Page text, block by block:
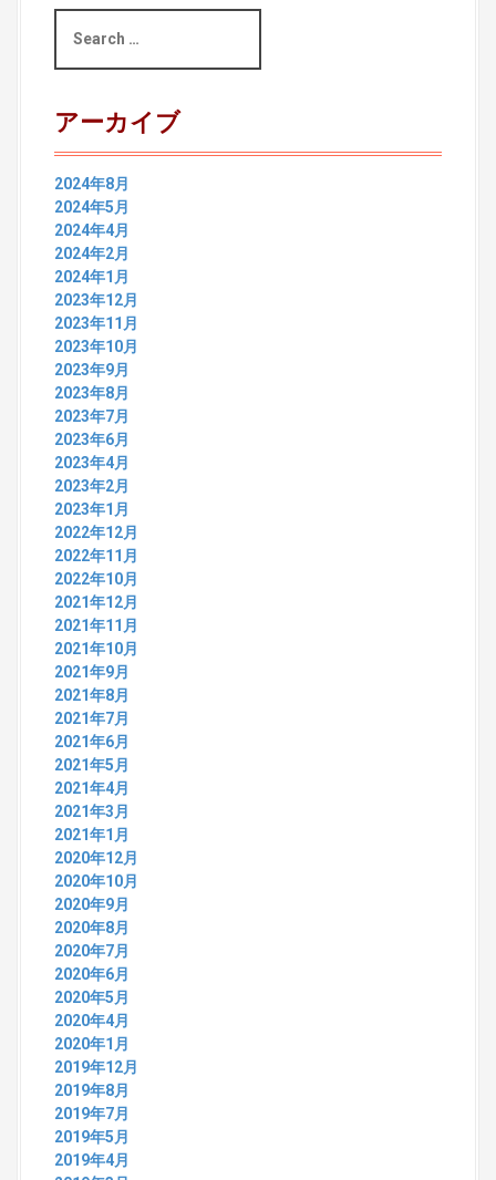
a
c
h
f
o
r
:
アーカイブ
2024年8月
2024年5月
2024年4月
2024年2月
2024年1月
2023年12月
2023年11月
2023年10月
2023年9月
2023年8月
2023年7月
2023年6月
2023年4月
2023年2月
2023年1月
2022年12月
2022年11月
2022年10月
2021年12月
2021年11月
2021年10月
2021年9月
2021年8月
2021年7月
2021年6月
2021年5月
2021年4月
2021年3月
2021年1月
2020年12月
2020年10月
2020年9月
2020年8月
2020年7月
2020年6月
2020年5月
2020年4月
2020年1月
2019年12月
2019年8月
2019年7月
2019年5月
2019年4月